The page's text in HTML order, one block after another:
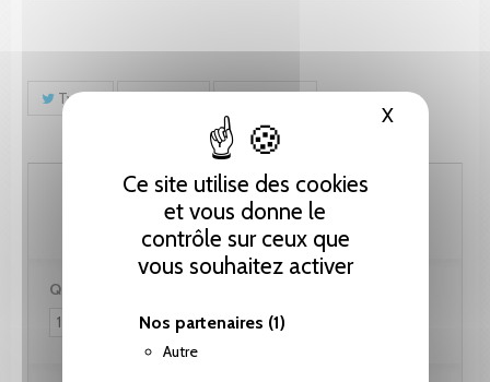
Ce site utilise des cookies
et vous donne le
contrôle sur ceux que
vous souhaitez activer
Nos partenaires (1)
Autre
XMasquer
Tweet Partager Pinterest
128.25 CHF
Quantité :